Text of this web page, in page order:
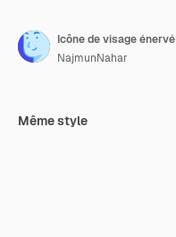
Icône de visage énervé
NajmunNahar
Même style